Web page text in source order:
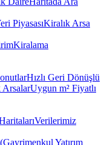
PiyasasıKiralık Arsa
Kiralama
Hızlı Geri Dönüşlü
ArsalarUygun m² Fiyatlı
Verilerimiz
Yatırım